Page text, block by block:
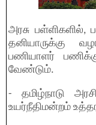
அரசு
தனியாருக்கு
பணியாளர்
வேண்டும்.
- தமிழ்நாடு
உயர்நீதிமன்றம்